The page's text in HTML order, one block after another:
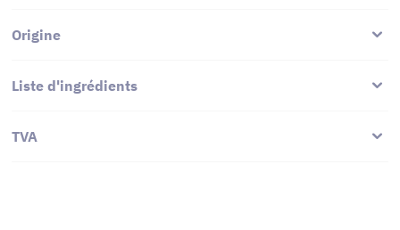
Origine
Liste d'ingrédients
TVA